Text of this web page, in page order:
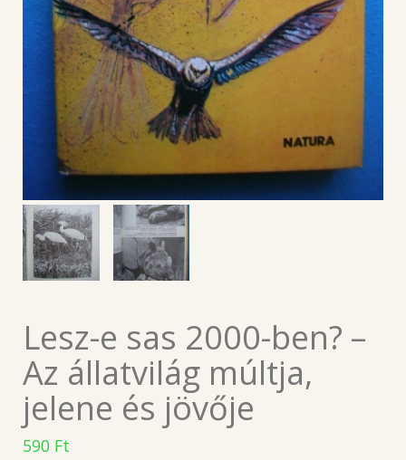
Lesz-e sas 2000-ben? –
Az állatvilág múltja,
jelene és jövője
590 Ft